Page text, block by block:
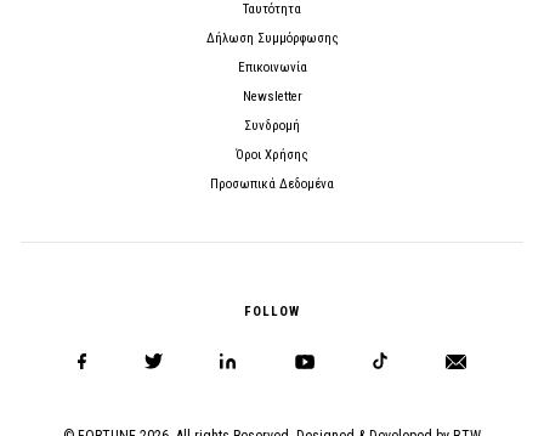
Ταυτότητα
Δήλωση Συμμόρφωσης
Επικοινωνία
Newsletter
Συνδρομή
Όροι Χρήσης
Προσωπικά Δεδομένα
FOLLOW